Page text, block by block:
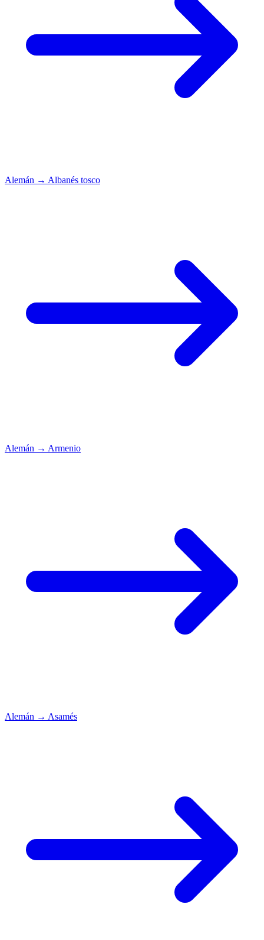
Alemán → Albanés tosco
Alemán → Armenio
Alemán → Asamés